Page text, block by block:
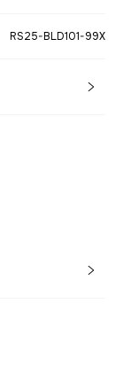
RS25-BLD101-99X